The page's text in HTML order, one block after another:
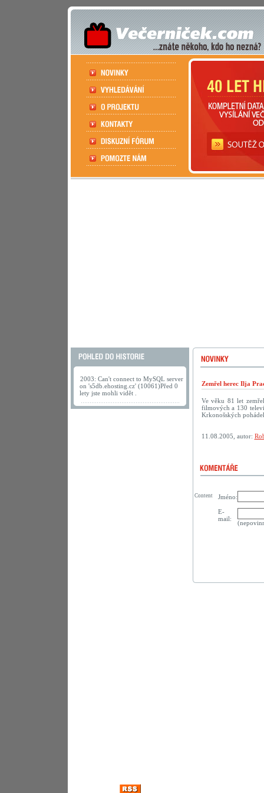
2003: Can't connect to MySQL server
on 's5db.ehosting.cz' (10061)Před 0
lety jste mohli vidět .
Zemřel herec Ilja
Ve věku 81 let
filmových a 130
Krkonošských
11.08.2005, autor:
Jméno:
E-
mail:
Content